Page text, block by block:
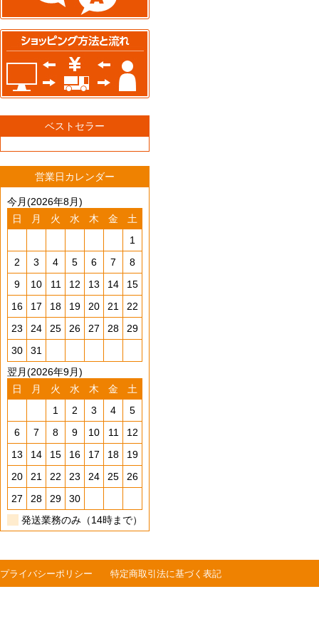
ベストセラー
営業日カレンダー
今月(2026年8月)
日
月 火 水 木 金
土
1
2
3 4 5 6 7
8
9
10 11 12 13 14
15
16
17 18 19 20 21
22
23
24 25 26 27 28
29
30
31
翌月(2026年9月)
日
月 火 水 木 金
土
1
2 3 4
5
6
7 8 9 10 11
12
13
14 15 16 17 18
19
20
21 22 23 24 25
26
27
28 29
30
発送業務のみ（14時まで）
プライバシーポリシー 特定商取引法に基づく表記